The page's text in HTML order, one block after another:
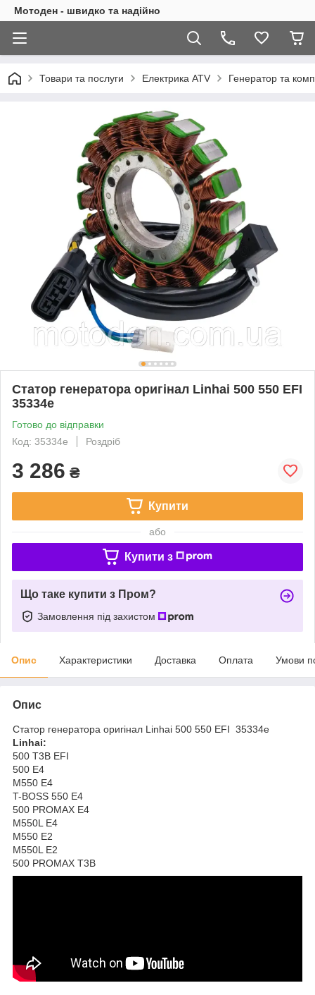
Мотоден - швидко та надійно
Товари та послуги Електрика ATV Генератор та
Статор генератора оригінал Linhai 500 550 EFI
35334e
Готово до відправки
Код: 35334e
Роздріб
3 286 ₴
Купити
або
Купити з
Що таке купити з Пром?
Замовлення під захистом
Опис Характеристики Доставка Оплата Умови
Опис
Статор генератора оригінал Linhai 500 550 EFI 35334e
Linhai:
500 T3B EFI
500 E4
M550 E4
T-BOSS 550 E4
500 PROMAX E4
M550L E4
M550 E2
M550L E2
500 PROMAX T3B